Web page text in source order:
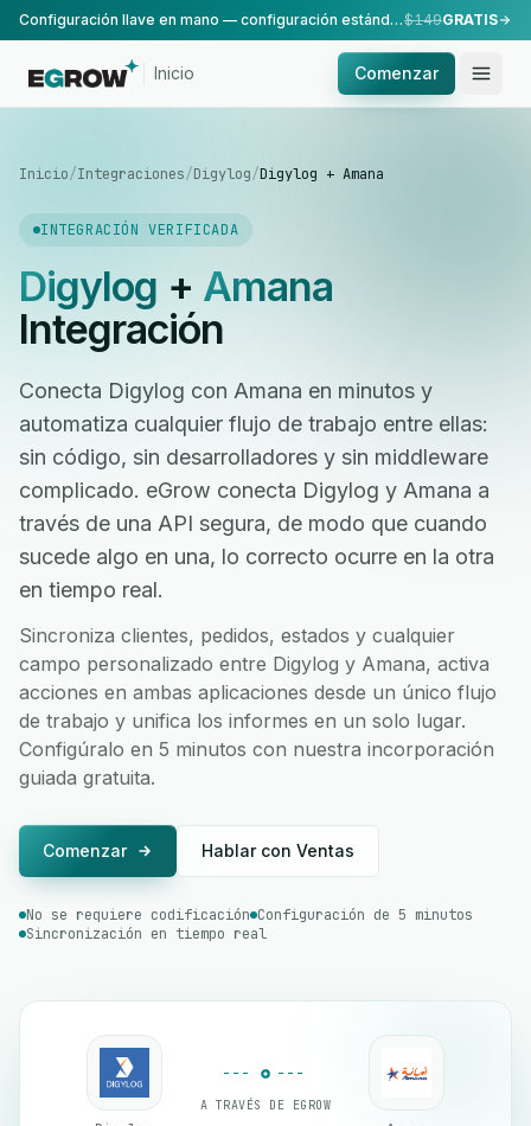
Configuración llave en mano — configuración estándar, realizada por nuestro equipo.$149GRATIS
Inicio Comenzar
Inicio/Integraciones/Digylog/Digylog + Amana
INTEGRACIÓN VERIFICADA
Digylog + Amana
Integración
Conecta Digylog con Amana en minutos y
automatiza cualquier flujo de trabajo entre ellas:
sin código, sin desarrolladores y sin middleware
complicado. eGrow conecta Digylog y Amana a
través de una API segura, de modo que cuando
sucede algo en una, lo correcto ocurre en la otra
en tiempo real.
Sincroniza clientes, pedidos, estados y cualquier
campo personalizado entre Digylog y Amana, activa
acciones en ambas aplicaciones desde un único flujo
de trabajo y unifica los informes en un solo lugar.
Configúralo en 5 minutos con nuestra incorporación
guiada gratuita.
Comenzar Hablar con Ventas
No se requiere codificación Configuración de 5 minutos
Sincronización en tiempo real
A TRAVÉS DE EGROW